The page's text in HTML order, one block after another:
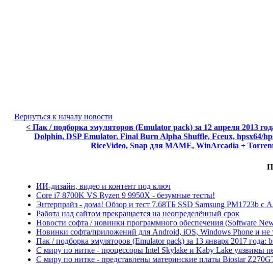
Вернуться к началу новости
< Пак / подборка эмуляторов (Emulator pack) за 12 апреля 2013
Dolphin, DSP Emulator, Final Burn Alpha Shuffle, Fceux, hpsx64/
RiceVideo, Snap для MAME, WinArcadia +
ИИ-дизайн, видео и контент под ключ
Core i7 8700K VS Ryzen 9 9950X - безумные тесты!
Энтерпрайз - дома! Обзор и тест 7.68ТБ SSD Samsung PM1723b с
Работа над сайтом прекращается на неопределённый срок
Новости софта / новинки программного обеспечения (Software
Новинки софта/приложений для Android, iOS, Windows Phone и не
Пак / подборка эмуляторов (Emulator pack) за 13 января 2017
С миру по нитке - процессоры Intel Skylake и Kaby Lake уязвимы
С миру по нитке - представлены материнские платы Biostar